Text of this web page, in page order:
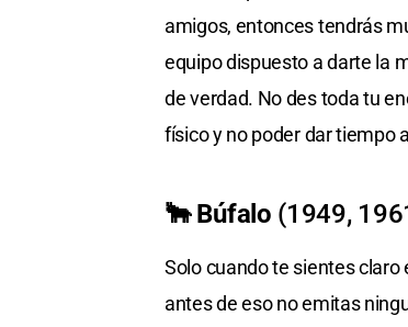
amigos, entonces tendrás
equipo dispuesto a darte la
de verdad. No des toda tu
físico y no poder dar tiempo
🐂 Búfalo (1949,
Solo cuando te sientes
antes de eso no emitas